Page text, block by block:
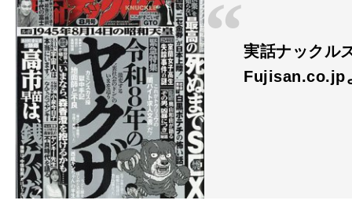
実話ナックル
Fujisan.co.jp